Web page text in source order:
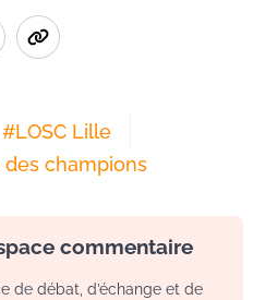
#LOSC Lille
des champions
commentaire
de débat, d’échange et de